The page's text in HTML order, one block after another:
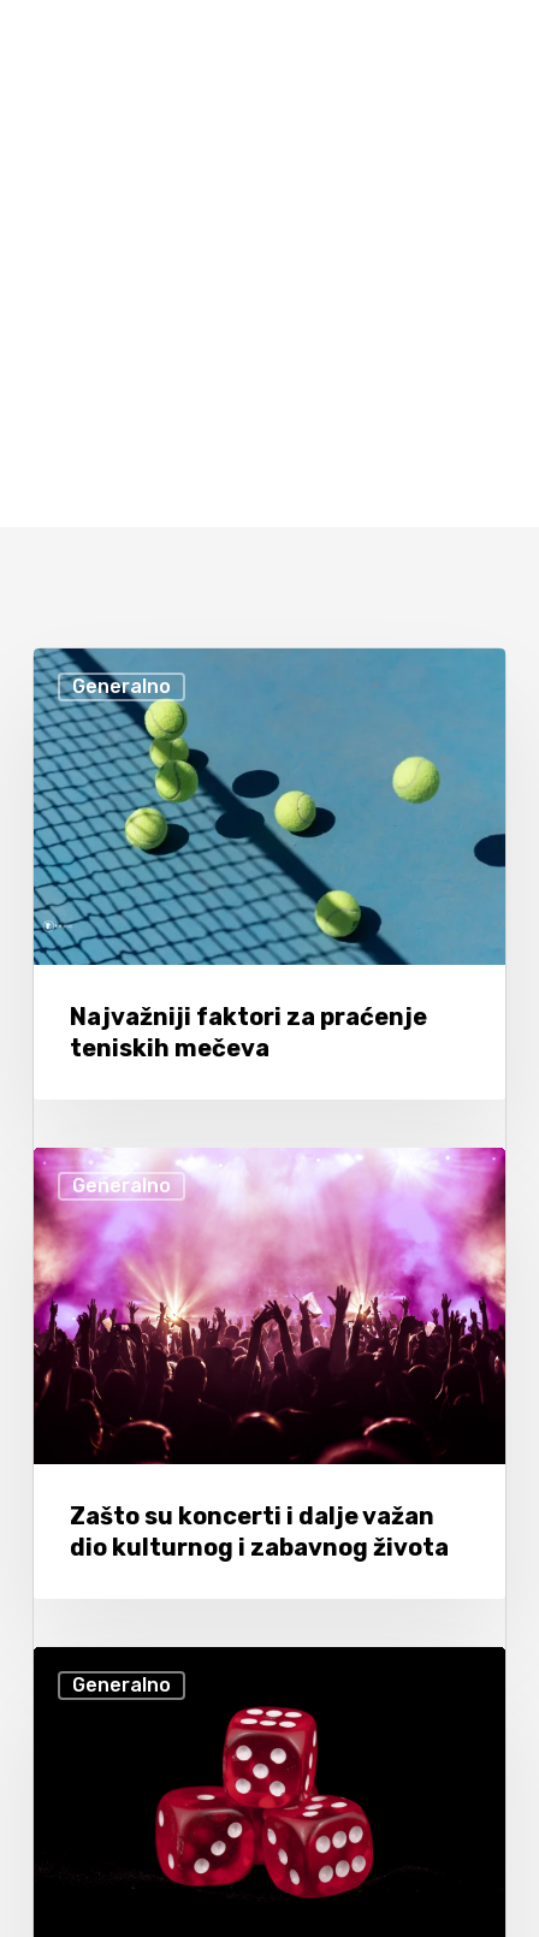
Generalno
Najvažniji faktori za praćenje
teniskih mečeva
Generalno
Zašto su koncerti i dalje važan
dio kulturnog i zabavnog života
Generalno